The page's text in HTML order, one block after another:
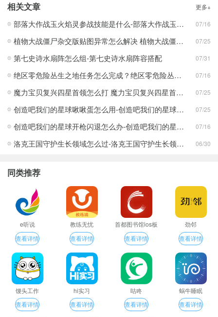
相关文章 更多+
部落大作战玉火焰灵参战技能是什么-部落大作战玉火焰灵参战技能合集 07/16
植物大战僵尸杂交版贴图异常怎么解决 植物大战僵尸杂交版贴图异常教程 07/25
第七史诗水扇阵怎么组-第七史诗水扇阵容搭配 07/31
绝区零危险丛生之地任务怎么完成？绝区零危险丛生之地任务完成攻略 07/16
魔力宝贝复兴四星首领怎么打 魔力宝贝复兴四星首领打法合集 07/25
创造吧我们的星球啾啾蛋怎么用-创造吧我们的星球啾啾蛋使用攻略 07/25
创造吧我们的星球开枪闪退怎么办-创造吧我们的星球开枪闪退合集 07/16
洛克王国守护生长领域怎么过-洛克王国守护生长领域通关攻略 06/30
同类推荐
e听说
查看详情
教练无忧
查看详情
首都图书馆ios板
查看详情
劲邻
查看详情
馒头工作
查看详情
hi实习
查看详情
咕咚
查看详情
蜗牛睡眠
查看详情